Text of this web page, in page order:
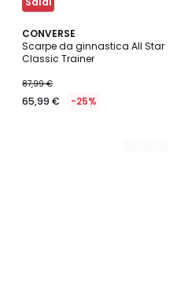
CONVERSE
Scarpe da ginnastica All Star
Classic Trainer
87,99 €
65,99 € -25%
3
Colori